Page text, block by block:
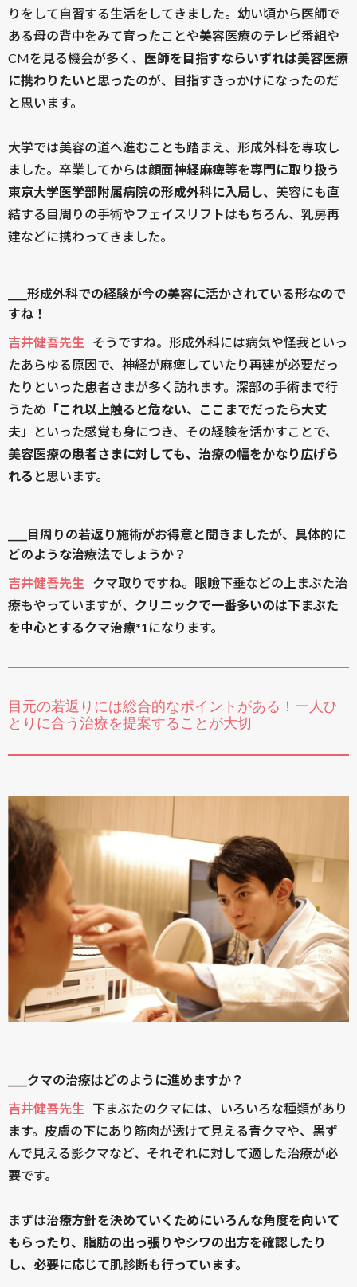
りをして自習する生活をしてきました。幼い頃から医師で
ある母の背中をみて育ったことや美容医療のテレビ番組や
CMを見る機会が多く、 医師を目指すならいずれは美容医療
に携わりたいと思ったのが、目指すきっかけになったのだ
と思います。
大学では美容の道へ進むことも踏まえ、形成外科を専攻し
ました。卒業してからは顔面神経麻痺等を専門に取り扱う
東京大学医学部附属病院の形成外科に入局 し、美容にも直
結する目周りの手術やフェイスリフトはもちろん、乳房再
建などに携わってきました。
____形成外科での経験が今の美容に活かされている形なので
すね！
吉井健吾先生
そうですね。形成外科には病気や怪我といっ
たあらゆる原因で、神経が麻痺していたり再建が必要だっ
たりといった患者さまが多く訪れます。深部の手術まで行
うため 「これ以上触ると危ない、ここまでだったら大丈
夫」
といった感覚も身につき、その経験を活かすことで、
美容医療の患者さまに対しても、治療の幅をかなり広げら
れる と思います。
____目周りの若返り施術がお得意と聞きましたが、具体的に
どのような治療法でしょうか？
吉井健吾先生
クマ取りですね。眼瞼下垂などの上まぶた治
療もやっていますが、 クリニックで一番多いのは下まぶた
を中心とするクマ治療*1 になります。
目元の若返りには総合的なポイントがある！一人ひ
とりに合う治療を提案することが大切
____クマの治療はどのように進めますか？
吉井健吾先生
下まぶたのクマには、いろいろな種類があり
ます。皮膚の下にあり筋肉が透けて見える青クマや、黒ず
んで見える影クマなど、それぞれに対して適した治療が必
要です。
まずは治療方針を決めていくためにいろんな角度を向いて
もらったり、脂肪の出っ張りやシワの出方を確認したり
し、必要に応じて肌診断も行っています。